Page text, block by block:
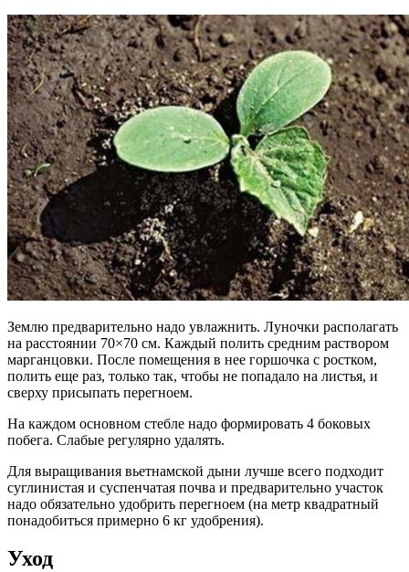
Землю предварительно надо увлажнить. Луночки располагать
на расстоянии 70×70 см. Каждый полить средним раствором
марганцовки. После помещения в нее горшочка с ростком,
полить еще раз, только так, чтобы не попадало на листья, и
сверху присыпать перегноем.
На каждом основном стебле надо формировать 4 боковых
побега. Слабые регулярно удалять.
Для выращивания вьетнамской дыни лучше всего подходит
суглинистая и суспенчатая почва и предварительно участок
надо обязательно удобрить перегноем (на метр квадратный
понадобиться примерно 6 кг удобрения).
Уход